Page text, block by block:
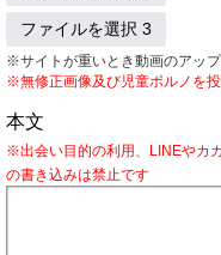
ファイルを選択 3
※サイトが重いとき動画のアップ
※無修正画像及び児童ポルノを
本文
※出会い目的の利用、LINEやカ
の書き込みは禁止です